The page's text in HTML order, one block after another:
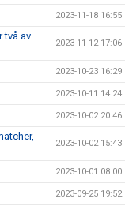
2023-11-18 16:55
två av
2023-11-12 17:06
2023-10-23 16:29
2023-10-11 14:24
2023-10-02 20:46
2023-10-02 15:43
2023-10-01 08:00
2023-09-25 19:52